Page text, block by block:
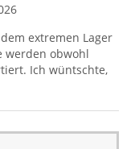
extremen Lager
werden obwohl
Ich wüntschte,